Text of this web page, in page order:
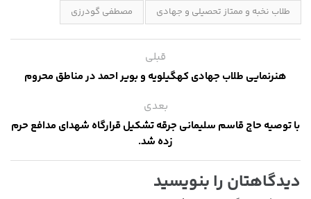
طلاب نخبه و ممتاز تحصیلی و جهادی
مصطفی گودرزی
قبلی
هنرنمایی طلاب جهادی کهگیلویه و بویر احمد در مناطق محروم
بعدی
با توصیه حاج قاسم سلیمانی جرقه تشکیل قرارگاه شهدای مدافع حرم
زده شد.
دیدگاهتان را بنویسید